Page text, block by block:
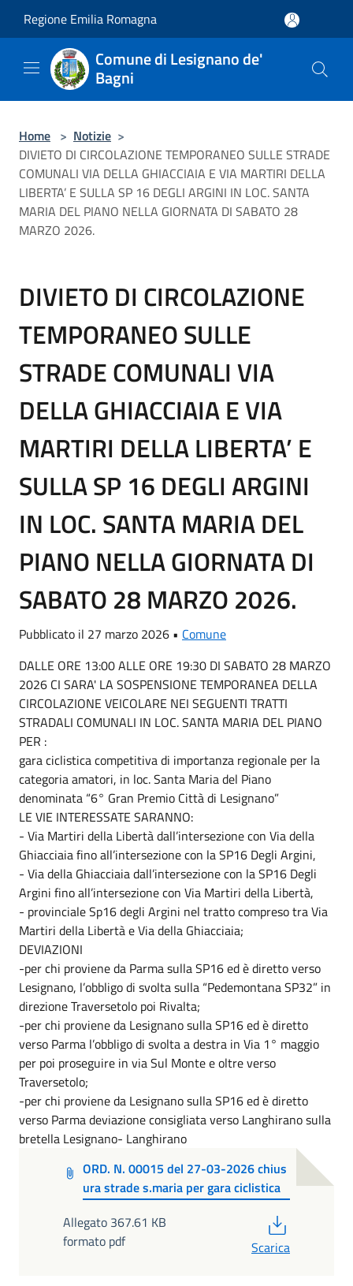
Regione Emilia Romagna
Comune di Lesignano de'
Bagni
Home > Notizie >
DIVIETO DI CIRCOLAZIONE TEMPORANEO SULLE STRADE
COMUNALI VIA DELLA GHIACCIAIA E VIA MARTIRI DELLA
LIBERTA’ E SULLA SP 16 DEGLI ARGINI IN LOC. SANTA
MARIA DEL PIANO NELLA GIORNATA DI SABATO 28
MARZO 2026.
DIVIETO DI CIRCOLAZIONE
TEMPORANEO SULLE
STRADE COMUNALI VIA
DELLA GHIACCIAIA E VIA
MARTIRI DELLA LIBERTA’ E
SULLA SP 16 DEGLI ARGINI
IN LOC. SANTA MARIA DEL
PIANO NELLA GIORNATA DI
SABATO 28 MARZO 2026.
Pubblicato il 27 marzo 2026 • Comune
DALLE ORE 13:00 ALLE ORE 19:30 DI SABATO 28 MARZO
2026 CI SARA' LA SOSPENSIONE TEMPORANEA DELLA
CIRCOLAZIONE VEICOLARE NEI SEGUENTI TRATTI
STRADALI COMUNALI IN LOC. SANTA MARIA DEL PIANO
PER :
gara ciclistica competitiva di importanza regionale per la
categoria amatori, in loc. Santa Maria del Piano
denominata “6° Gran Premio Città di Lesignano”
LE VIE INTERESSATE SARANNO:
- Via Martiri della Libertà dall’intersezione con Via della
Ghiacciaia fino all’intersezione con la SP16 Degli Argini,
- Via della Ghiacciaia dall’intersezione con la SP16 Degli
Argini fino all’intersezione con Via Martiri della Libertà,
- provinciale Sp16 degli Argini nel tratto compreso tra Via
Martiri della Libertà e Via della Ghiacciaia;
DEVIAZIONI
-per chi proviene da Parma sulla SP16 ed è diretto verso
Lesignano, l’obbligo di svolta sulla “Pedemontana SP32” in
direzione Traversetolo poi Rivalta;
-per chi proviene da Lesignano sulla SP16 ed è diretto
verso Parma l’obbligo di svolta a destra in Via 1° maggio
per poi proseguire in via Sul Monte e oltre verso
Traversetolo;
-per chi proviene da Lesignano sulla SP16 ed è diretto
verso Parma deviazione consigliata verso Langhirano sulla
bretella Lesignano- Langhirano
ORD. N. 00015 del 27-03-2026 chius
ura strade s.maria per gara ciclistica
Allegato 367.61 KB
formato pdf
Scarica